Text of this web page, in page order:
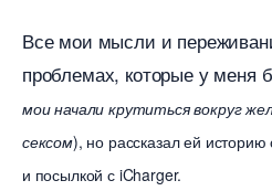
се мои мысли и
проблемах, которые у меня
мои начали крутиться вокруг
сексом), но рассказал ей
и посылкой с iCharger.